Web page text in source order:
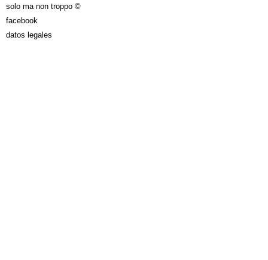
solo ma non troppo ©
facebook
datos legales